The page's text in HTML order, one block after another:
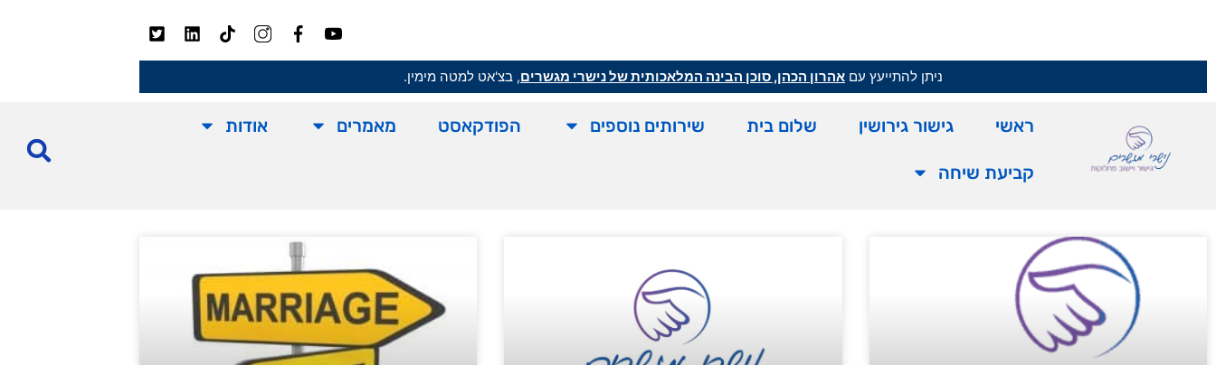
ניתן להתייעץ עם אהרון הכהן, סוכן הבינה המלאכותית של נישרי מגשרים, בצ'אט למטה מימין.
ראשי גישור גירושין שלום בית שירותים נוספים הפודקאסט מאמרים אודות
קביעת שיחה